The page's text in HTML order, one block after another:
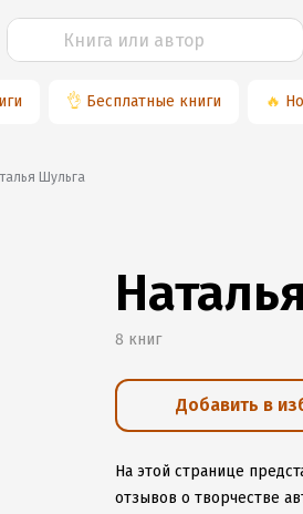
👌 Бесплатные книги 🔥
Шульга
8 книг
Добавить в
На этой странице
отзывов о творчестве